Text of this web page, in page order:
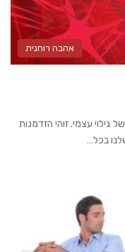
אהבה רוחנית
עצמי. זוהי הזדמנות
בכל…